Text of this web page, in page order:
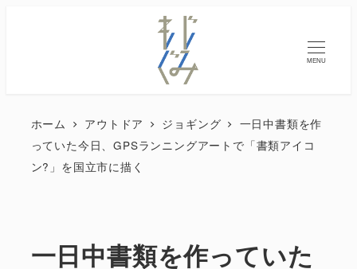
MENU
ホーム アウトドア ジョギング
一日中書類を作
っていた今日、GPSランニングアートで「書類アイコ
ン?」を国立市に描く
一日中書類を作っていた